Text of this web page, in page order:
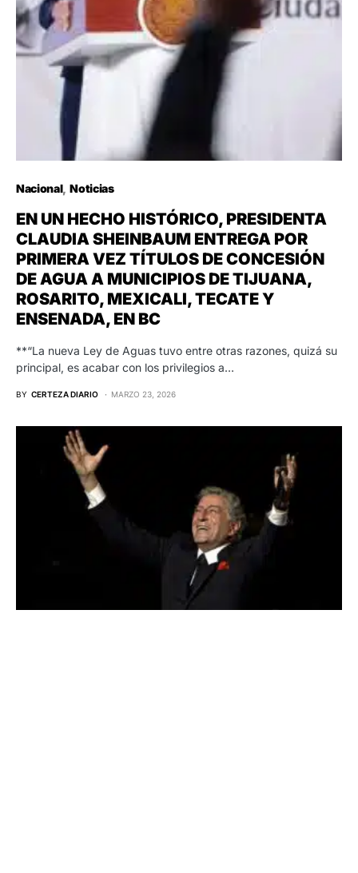
Nacional Noticias
EN UN HECHO HISTÓRICO, PRESIDENTA
CLAUDIA SHEINBAUM ENTREGA POR
PRIMERA VEZ TÍTULOS DE CONCESIÓN
DE AGUA A MUNICIPIOS DE TIJUANA,
ROSARITO, MEXICALI, TECATE Y
ENSENADA, EN BC
**“La nueva Ley de Aguas tuvo entre otras razones, quizá su
principal, es acabar con los privilegios a…
BY CERTEZA DIARIO MARZO 23, 2026